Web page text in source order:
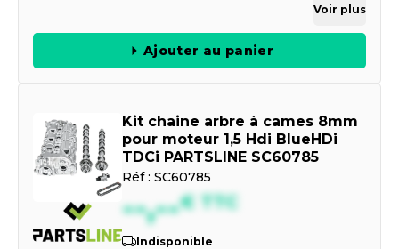
Voir plus
Ajouter au panier
Kit chaine arbre à cames 8mm
pour moteur 1,5 Hdi BlueHDi
TDCi PARTSLINE SC60785
Réf : SC60785
--,--€ TTC
Indisponible